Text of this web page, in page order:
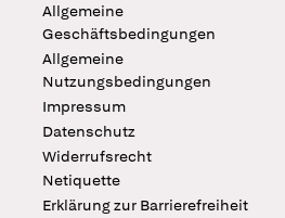
Allgemeine
Geschäftsbedingungen
Allgemeine
Nutzungsbedingungen
Impressum
Datenschutz
Widerrufsrecht
Netiquette
Erklärung zur Barrierefreiheit